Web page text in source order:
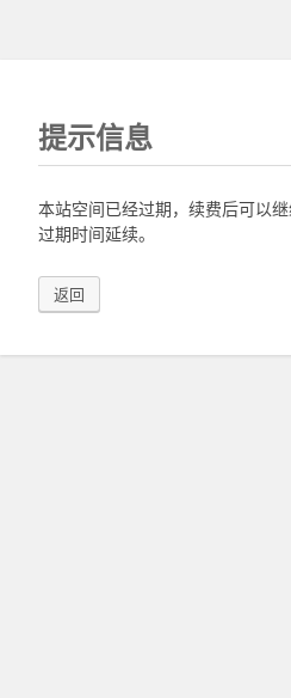
提示信息
本站空间已经过期，续费后可以
过期时间延续。
返回